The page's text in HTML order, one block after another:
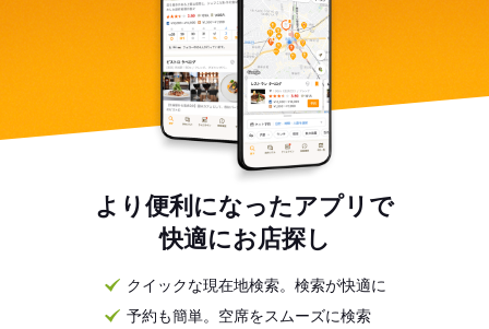
より便利になったアプリで
快適にお店探し
クイックな現在地検索。検索が快適に
予約も簡単。空席をスムーズに検索